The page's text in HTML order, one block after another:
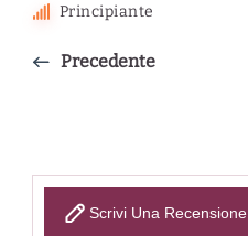
Principiante
Precedente
Scrivi Una Recensione